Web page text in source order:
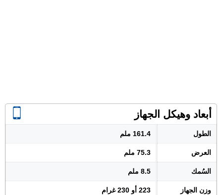
أبعاد وهيكل الجهاز
الطول 161.4 ملم
العرض 75.3 ملم
السُمك 8.5 ملم
وزن الجهاز 223 أو 230 غرام